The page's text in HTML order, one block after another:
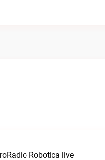
Robotica live